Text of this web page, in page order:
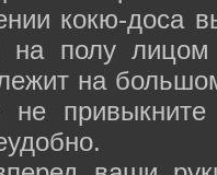
кокю-доса
на полу
на